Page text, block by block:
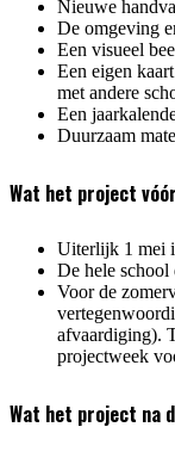
Nieuwe
De omgeving
Een visueel
Een eigen
met andere
Een
Duurzaam
Wat het project
Uiterlijk 1 mei
De hele school
Voor de
afvaardiging).
projectweek
Wat het project na